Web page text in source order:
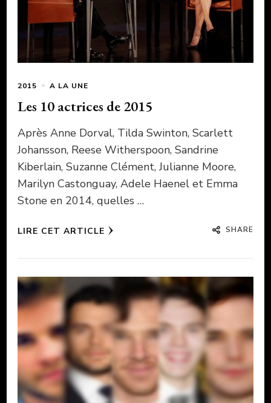
2015 A LA UNE
Les 10 actrices de 2015
Après Anne Dorval, Tilda Swinton, Scarlett
Johansson, Reese Witherspoon, Sandrine
Kiberlain, Suzanne Clément, Julianne Moore,
Marilyn Castonguay, Adele Haenel et Emma
Stone en 2014, quelles …
LIRE CET ARTICLE SHARE